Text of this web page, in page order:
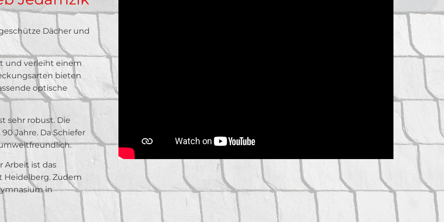
Dächer und
und verleiht einem
bieten
optische
sehr robust. Die
Jahre. Da Schiefer
Arbeit ist das
Heidelberg. Zudem
in